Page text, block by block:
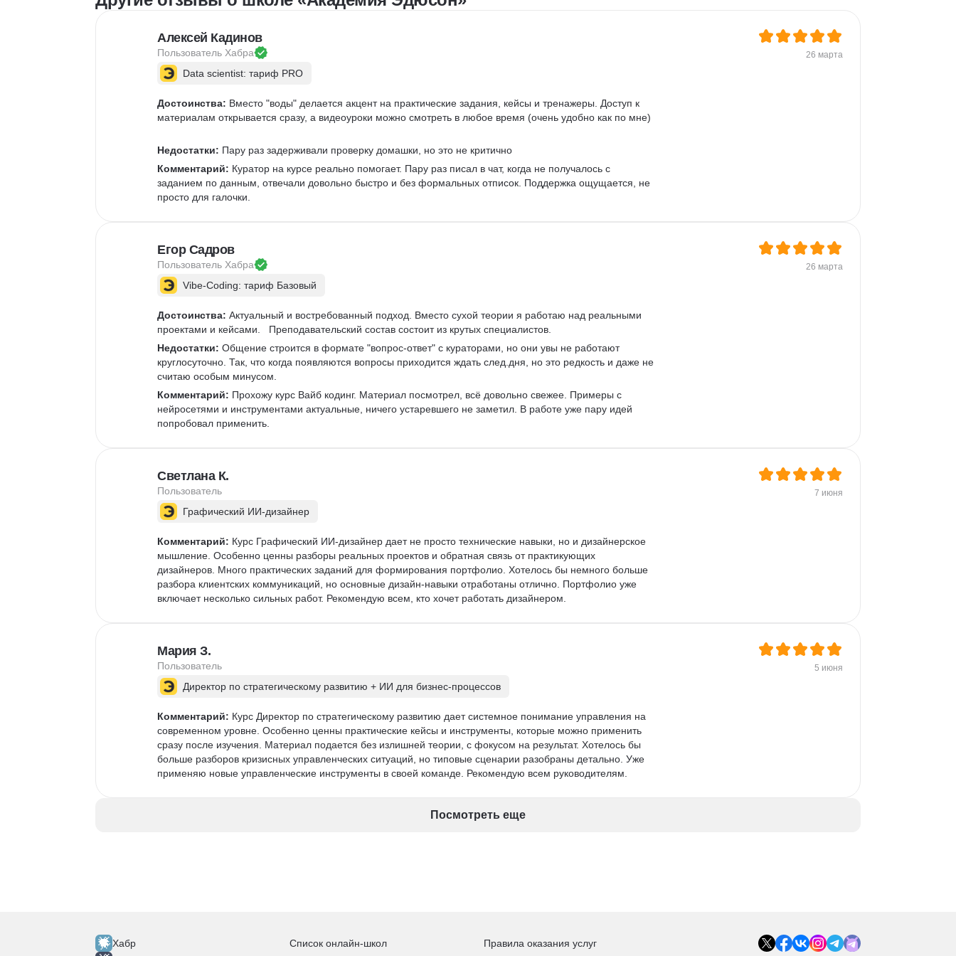
Очистка данных
Извлечение данных
Аналитика данных
Алексей Кадинов
Пользователь Хабра 26 марта
Data scientist: тариф PRO
Достоинства: Вместо "воды" делается акцент на практические задания, кейсы и тренажеры. Доступ к
материалам открывается сразу, а видеоуроки можно смотреть в любое время (очень удобно как по мне)
Недостатки: Пару раз задерживали проверку домашки, но это не критично
Комментарий: Куратор на курсе реально помогает. Пару раз писал в чат, когда не получалось с
заданием по данным, отвечали довольно быстро и без формальных отписок. Поддержка ощущается, не
просто для галочки.
Егор Садров
Пользователь Хабра 26 марта
Vibe-Coding: тариф Базовый
Достоинства: Актуальный и востребованный подход. Вместо сухой теории я работаю над реальными
проектами и кейсами.   Преподавательский состав состоит из крутых специалистов.
Недостатки: Общение строится в формате "вопрос-ответ" с кураторами, но они увы не работают
круглосуточно. Так, что когда появляются вопросы приходится ждать след.дня, но это редкость и даже не
считаю особым минусом.
Комментарий: Прохожу курс Вайб кодинг. Материал посмотрел, всё довольно свежее. Примеры с
нейросетями и инструментами актуальные, ничего устаревшего не заметил. В работе уже пару идей
попробовал применить.
Светлана К.
Пользователь 7 июня
Графический ИИ-дизайнер
Комментарий: Курс Графический ИИ-дизайнер дает не просто технические навыки, но и дизайнерское
мышление. Особенно ценны разборы реальных проектов и обратная связь от практикующих
дизайнеров. Много практических заданий для формирования портфолио. Хотелось бы немного больше
разбора клиентских коммуникаций, но основные дизайн-навыки отработаны отлично. Портфолио уже
включает несколько сильных работ. Рекомендую всем, кто хочет работать дизайнером.
Мария З.
Пользователь 5 июня
Директор по стратегическому развитию + ИИ для бизнес-процессов
Комментарий: Курс Директор по стратегическому развитию дает системное понимание управления на
современном уровне. Особенно ценны практические кейсы и инструменты, которые можно применить
сразу после изучения. Материал подается без излишней теории, с фокусом на результат. Хотелось бы
больше разборов кризисных управленческих ситуаций, но типовые сценарии разобраны детально. Уже
применяю новые управленческие инструменты в своей команде. Рекомендую всем руководителям.
Посмотреть еще
Хабр
Список онлайн-школ
Правила оказания услуг